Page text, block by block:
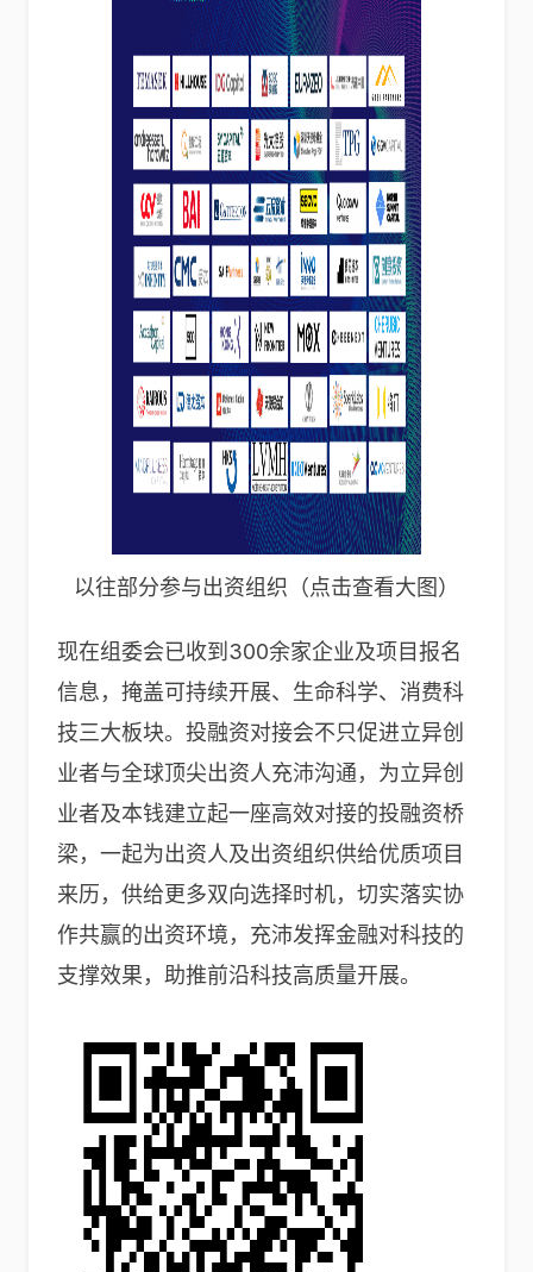
以往部分参与出资组织（点击查看大图）
现在组委会已收到300余家企业及项目报名
信息，掩盖可持续开展、生命科学、消费科
技三大板块。投融资对接会不只促进立异创
业者与全球顶尖出资人充沛沟通，为立异创
业者及本钱建立起一座高效对接的投融资桥
梁，一起为出资人及出资组织供给优质项目
来历，供给更多双向选择时机，切实落实协
作共赢的出资环境，充沛发挥金融对科技的
支撑效果，助推前沿科技高质量开展。